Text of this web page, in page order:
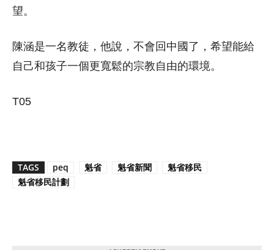
望。
陳涵是一名教徒，他說，不會回中國了，希望能給
自己和孩子一個更寬鬆的宗教自由的環境。
T05
TAGS peq 魁省 魁省新聞
魁省移民
魁省移民計劃